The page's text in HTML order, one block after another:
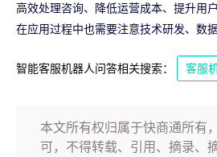
高效处理咨询、降低运营成本、提升用
在应用过程中也需要注意技术研发、数
智能客服机器人问答相关搜索： 客服
本文所有权归属于快商通所有
可，不得转载、引用、摘录、